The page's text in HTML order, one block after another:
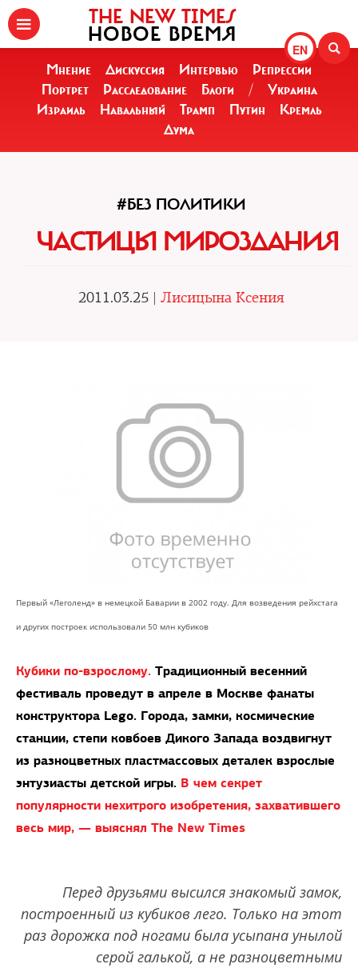
EN
THE NEW TIMES
НОВОЕ ВРЕМЯ
Мнение Дискуссия Интервью
Репрессии
Портрет
Расследование Блоги /
Украина
Израиль
Навальный Трамп Путин
Кремль
Дума
#БЕЗ ПОЛИТИКИ
ЧАСТИЦЫ МИРОЗДАНИЯ
2011.03.25 | Лисицына Ксения
Первый «Леголенд» в немецкой Баварии в 2002 году. Для возведения рейхстага
и других построек использовали 50 млн кубиков
Кубики по-взрослому. Традиционный весенний
фестиваль проведут в апреле в Москве фанаты
конструктора Lego. Города, замки, космические
станции, степи ковбоев Дикого Запада воздвигнут
из разноцветных пластмассовых деталек взрослые
энтузиасты детской игры. В чем секрет
популярности нехитрого изобретения, захватившего
весь мир, — выяснял The New Times
Перед друзьями высился знакомый замок,
построенный из кубиков лего. Только на этот
раз дорожка под ногами была усыпана унылой
серой галькой, а не разноцветными